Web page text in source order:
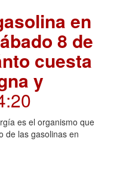
en
8 de
cuesta
y
es el organismo que
de las gasolinas en